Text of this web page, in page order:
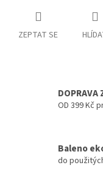
ZEPTAT SE
DOPRAVA
OD 399 Kč
Baleno
do